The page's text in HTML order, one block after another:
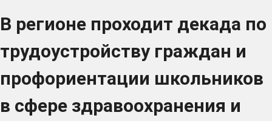
В регионе проходит декада по
трудоустройству граждан и
профориентации школьников
в сфере здравоохранения и